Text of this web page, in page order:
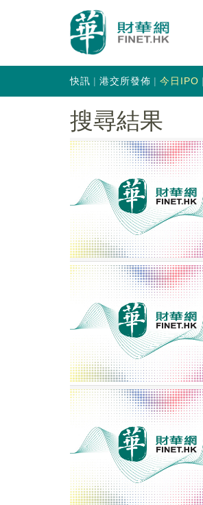
快訊 港交所發佈 今日IPO
搜尋結果